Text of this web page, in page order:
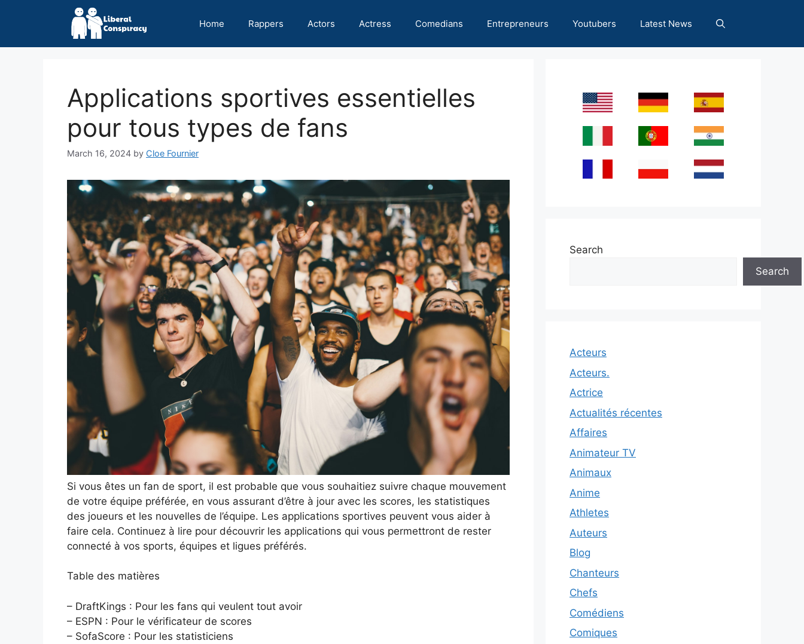
Home Rappers Actors Actress Comedians Entrepreneurs Youtubers Latest News
Applications sportives essentielles
pour tous types de fans
March 16, 2024 by Cloe Fournier
Si vous êtes un fan de sport, il est probable que vous souhaitiez suivre chaque mouvement
de votre équipe préférée, en vous assurant d’être à jour avec les scores, les statistiques
des joueurs et les nouvelles de l’équipe. Les applications sportives peuvent vous aider à
faire cela. Continuez à lire pour découvrir les applications qui vous permettront de rester
connecté à vos sports, équipes et ligues préférés.
Table des matières
– DraftKings : Pour les fans qui veulent tout avoir
– ESPN : Pour le vérificateur de scores
– SofaScore : Pour les statisticiens
Search
Search
Acteurs
Acteurs.
Actrice
Actualités récentes
Affaires
Animateur TV
Animaux
Anime
Athletes
Auteurs
Blog
Chanteurs
Chefs
Comédiens
Comiques